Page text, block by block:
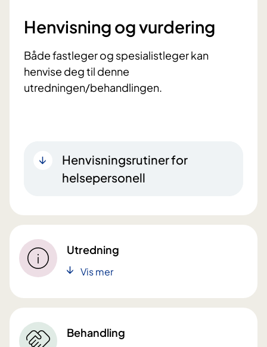
Henvisning og vurdering
Både fastleger og spesialistleger kan
henvise deg til denne
utredningen/behandlingen.
Henvisningsrutiner for
helsepersonell
Utredning
Vis mer
Behandling